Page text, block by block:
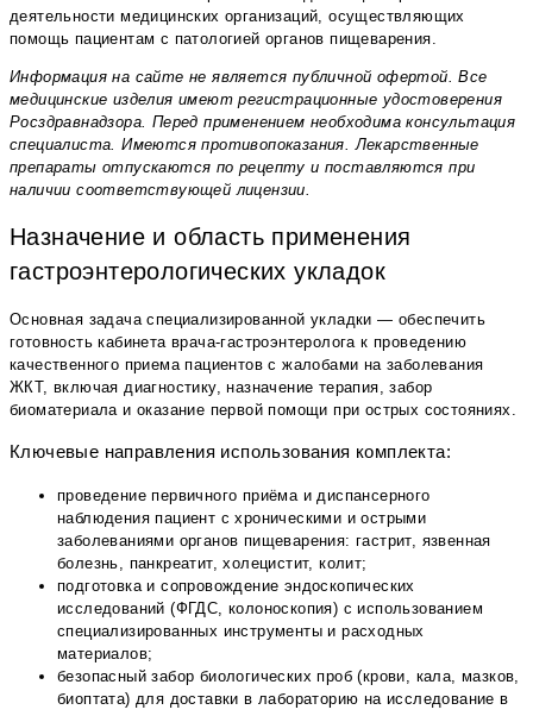
деятельности медицинских организаций, осуществляющих
помощь пациентам с патологией органов пищеварения.
Информация на сайте не является публичной офертой. Все
медицинские изделия имеют регистрационные удостоверения
Росздравнадзора. Перед применением необходима консультация
специалиста. Имеются противопоказания. Лекарственные
препараты отпускаются по рецепту и поставляются при
наличии соответствующей лицензии.
Назначение и область применения
гастроэнтерологических укладок
Основная задача специализированной укладки — обеспечить
готовность кабинета врача-гастроэнтеролога к проведению
качественного приема пациентов с жалобами на заболевания
ЖКТ, включая диагностику, назначение терапия, забор
биоматериала и оказание первой помощи при острых состояниях.
Ключевые направления использования комплекта:
проведение первичного приёма и диспансерного
наблюдения пациент с хроническими и острыми
заболеваниями органов пищеварения: гастрит, язвенная
болезнь, панкреатит, холецистит, колит;
подготовка и сопровождение эндоскопических
исследований (ФГДС, колоноскопия) с использованием
специализированных инструменты и расходных
материалов;
безопасный забор биологических проб (крови, кала, мазков,
биоптата) для доставки в лабораторию на исследование в